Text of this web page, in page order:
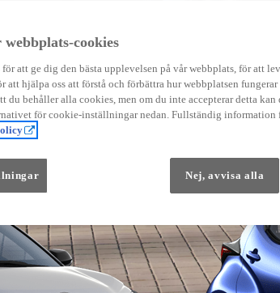
Från 569 900 kr
Från 3 958 kr/mån
HYBRID
cookies
att ge dig den bästa upplevelsen på vår webbplats, för att
att hjälpa oss att förstå och förbättra hur webbplatsen
du behåller alla cookies, men om du inte accepterar detta
för cookie-inställningar nedan. Fullständig information
Nej, avvisa alla